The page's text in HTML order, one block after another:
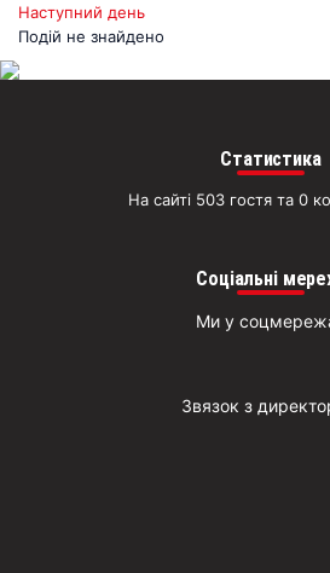
Наступний день
Подій не знайдено
Статистика
На сайті 503 гостя та 0
Соціальні
Ми у
Звязок з